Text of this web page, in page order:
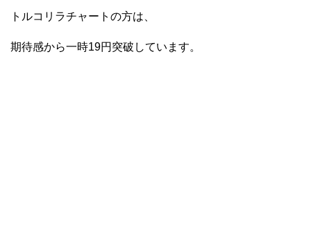
トルコリラチャートの方は、
期待感から一時19円突破しています。